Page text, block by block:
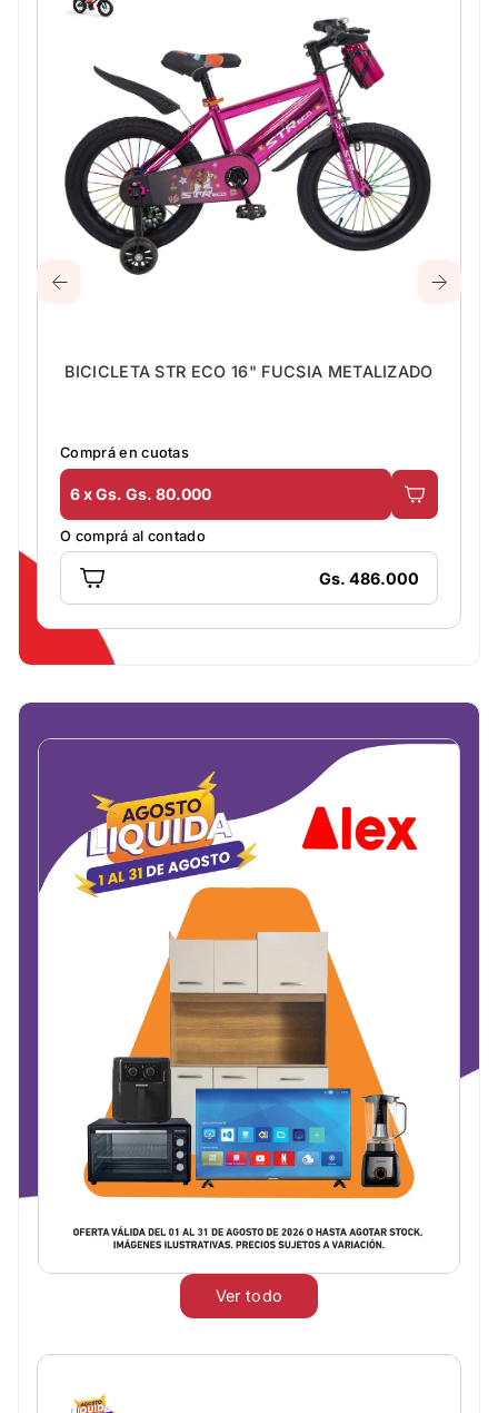
BICICLETA STR ECO 16" FUCSIA METALIZADO
Comprá en cuotas
6 x Gs. Gs. 80.000
O comprá al contado
Gs. 486.000
Ver todo